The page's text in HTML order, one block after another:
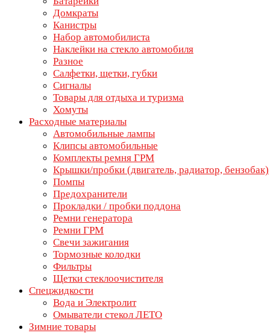
Домкраты
Канистры
Набор автомобилиста
Наклейки на стекло автомобиля
Разное
Салфетки, щетки, губки
Сигналы
Товары для отдыха и туризма
Хомуты
Расходные материалы
Автомобильные лампы
Клипсы автомобильные
Комплекты ремня ГРМ
Крышки/пробки (двигатель, радиатор, бензобак)
Помпы
Предохранители
Прокладки / пробки поддона
Ремни генератора
Ремни ГРМ
Свечи зажигания
Тормозные колодки
Фильтры
Щетки стеклоочистителя
Спецжидкости
Вода и Электролит
Омыватели стекол ЛЕТО
Зимние товары